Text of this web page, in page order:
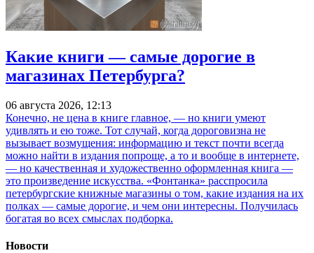
Какие книги — самые дорогие в
магазинах Петербурга?
06 августа 2026, 12:13
Конечно, не цена в книге главное, — но книги умеют
удивлять и ею тоже. Тот случай, когда дороговизна не
вызывает возмущения: информацию и текст почти всегда
можно найти в издания попроще, а то и вообще в интернете,
— но качественная и художественно оформленная книга —
это произведение искусства. «Фонтанка» расспросила
петербургские книжные магазины о том, какие издания на их
полках — самые дорогие, и чем они интересны. Получилась
богатая во всех смыслах подборка.
Новости